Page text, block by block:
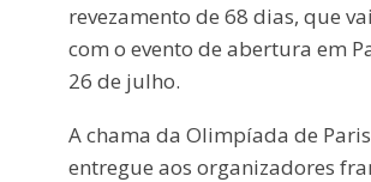
revezamento de 68 dias, que
com o evento de abertura em
26 de julho.
A chama da Olimpíada de
entregue aos organizadores